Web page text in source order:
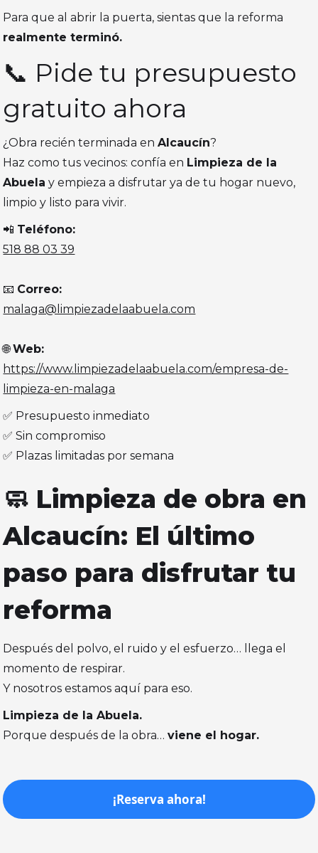
Para que al abrir la puerta, sientas que la reforma
realmente terminó.
📞 Pide tu presupuesto
gratuito ahora
¿Obra recién terminada enAlcaucín?
Haz como tus vecinos: confía en Limpieza de la
Abuela y empieza a disfrutar ya de tu hogar nuevo,
limpio y listo para vivir.
📲 Teléfono:
518 88 03 39
📧 Correo:
malaga@limpiezadelaabuela.com
🌐Web:
https://www.limpiezadelaabuela.com/empresa-de-
limpieza-en-malaga
✅ Presupuesto inmediato
✅ Sin compromiso
✅ Plazas limitadas por semana
🧼 Limpieza de obra en
Alcaucín: El último
paso para disfrutar tu
reforma
Después del polvo, el ruido y el esfuerzo… llega el
momento de respirar.
Y nosotros estamos aquí para eso.
Limpieza de la Abuela.
Porque después de la obra…viene el hogar.
¡Reserva ahora!